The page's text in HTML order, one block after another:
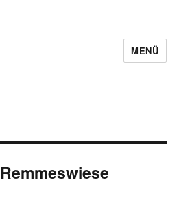
MENÜ
Remmeswiese